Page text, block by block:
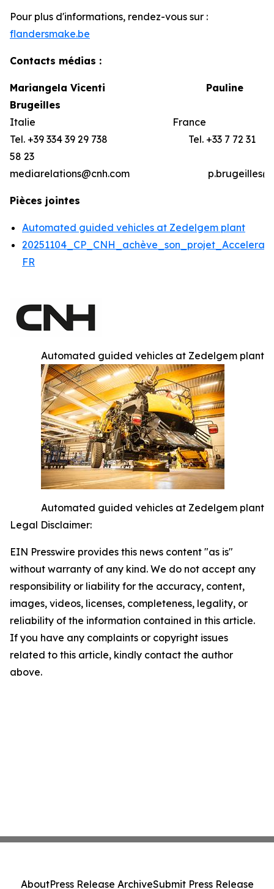
Pour plus d'informations, rendez-vous sur :
flandersmake.be
Contacts médias :
Mariangela Vicenti
Pauline
Brugeilles
Italie France
Tel. +39 334 39 29 738 Tel. +33 7 72 31
58 23
mediarelations@cnh.com
Pièces jointes
Automated guided vehicles at Zedelgem plant
FR
Automated guided vehicles at Zedelgem plant
Automated guided vehicles at Zedelgem plant
Legal Disclaimer:
EIN Presswire provides this news content "as is"
without warranty of any kind. We do not accept any
responsibility or liability for the accuracy, content,
images, videos, licenses, completeness, legality, or
reliability of the information contained in this article.
If you have any complaints or copyright issues
related to this article, kindly contact the author
above.
AboutPress Release ArchiveSubmit Press Release